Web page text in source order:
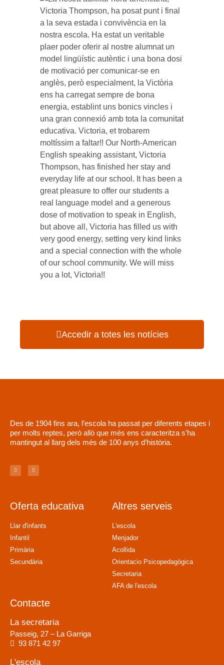
Accedir a totes les notícies
Des de 1904 fins ara, l’escola ha passat per diferents etapes i
per molts reptes, però allò que més ens caracteritza s’ha
mantingut al llarg dels més de 100 anys d’història.
Oferta educativa
Llar d'infants
Infantil
Primària
Secundària
Altres serveis
L'escola
Menjador
Acollida
Orientacio Psicopedagògica
Secretaria
AFA de l'escola
Contacte
La secretaria
Passeig, 27 – La Garriga
93 871 42 97
L'escola